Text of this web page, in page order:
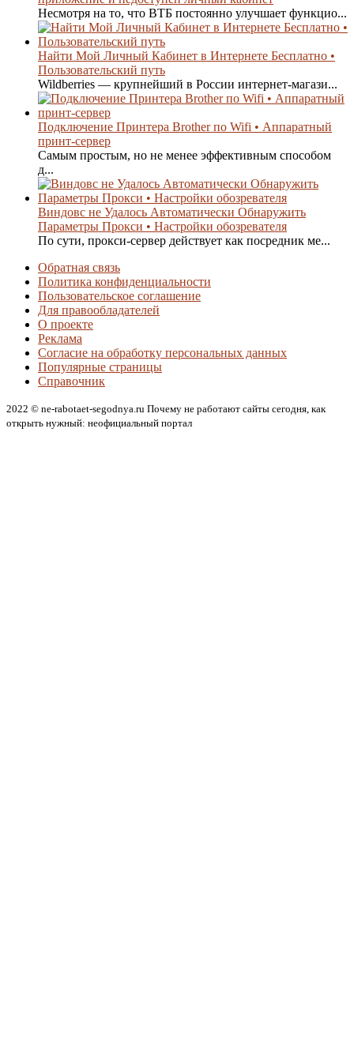
Несмотря на то, что ВТБ постоянно улучшает функцио...
Найти Мой Личный Кабинет в Интернете Бесплатно •
Пользовательский путь
Wildberries — крупнейший в России интернет-магази...
Подключение Принтера Brother по Wifi • Аппаратный
принт-сервер
Самым простым, но не менее эффективным способом
д...
Виндовс не Удалось Автоматически Обнаружить
Параметры Прокси • Настройки обозревателя
По сути, прокси-сервер действует как посредник ме...
Обратная связь
Политика конфиденциальности
Пользовательское соглашение
Для правообладателей
О проекте
Реклама
Согласие на обработку персональных данных
Популярные страницы
Справочник
2022 © ne-rabotaet-segodnya.ru Почему не работают сайты сегодня, как
открыть нужный: неофициальный портал